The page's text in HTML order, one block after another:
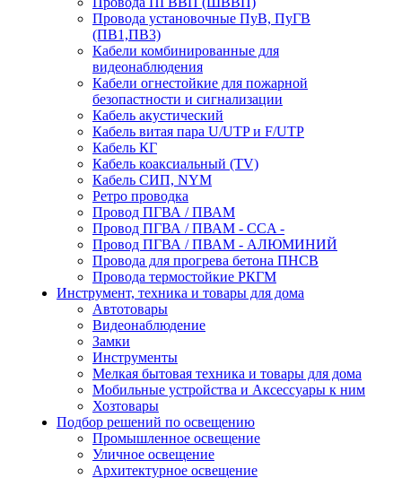
Провода установочные ПуВ, ПуГВ
(ПВ1,ПВ3)
Кабели комбинированные для
видеонаблюдения
Кабели огнестойкие для пожарной
безопастности и сигнализации
Кабель акустический
Кабель витая пара U/UTP и F/UTP
Кабель КГ
Кабель коаксиальный (TV)
Кабель СИП, NYM
Ретро проводка
Провод ПГВА / ПВАМ
Провод ПГВА / ПВАМ - CCA -
Провод ПГВА / ПВАМ - АЛЮМИНИЙ
Провода для прогрева бетона ПНСВ
Провода термостойкие РКГМ
Инструмент, техника и товары для дома
Автотовары
Видеонаблюдение
Замки
Инструменты
Мелкая бытовая техника и товары для дома
Мобильные устройства и Аксессуары к ним
Хозтовары
Подбор решений по освещению
Промышленное освещение
Уличное освещение
Архитектурное освещение